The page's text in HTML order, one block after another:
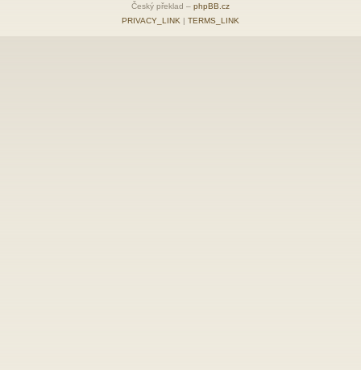
Český překlad – phpBB.cz
PRIVACY_LINK | TERMS_LINK